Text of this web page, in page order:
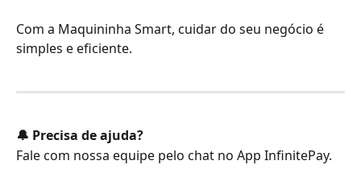
Com a Maquininha Smart, cuidar do seu negócio é
simples e eficiente.
🔔 Precisa de ajuda?
Fale com nossa equipe pelo chat no App InfinitePay.